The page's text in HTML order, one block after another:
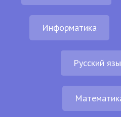
Информатика
Русский